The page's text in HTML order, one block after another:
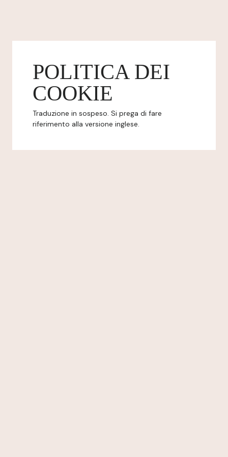
POLITICA DEI
COOKIE
Traduzione in sospeso. Si prega di fare
riferimento alla versione inglese.